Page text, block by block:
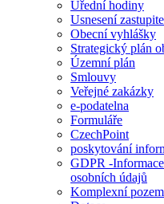
Úřední hodiny
Usnesení
Obecní vyhlášky
Strategický plán
Územní plán
Smlouvy
Veřejné zakázky
e-podatelna
Formuláře
CzechPoint
poskytování
GDPR -
osobních údajů
Komplexní